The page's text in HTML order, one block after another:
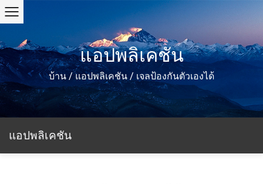
แอปพลิเคชัน
บ้าน /แอปพลิเคชัน / เจลป้องกันตัวเองได้
แอปพลิเคชัน